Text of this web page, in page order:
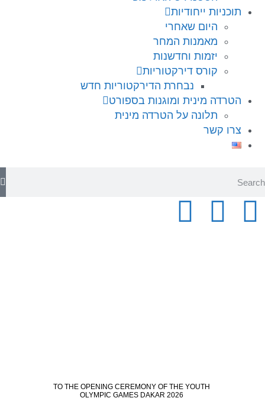
תוכניות ייחודיות
היום שאחרי
מאמנות המחר
יזמות וחדשנות
קורס דירקטוריות
נבחרת הדירקטוריות חדש
הטרדה מינית ומוגנות בספורט
תלונה על הטרדה מינית
צרו קשר